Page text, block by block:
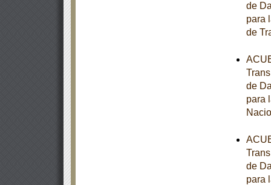
de
para
de
de
para
de
para